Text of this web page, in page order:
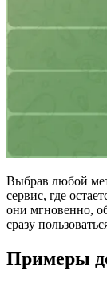
Выбрав любой
сервис, где
они мгновенно,
сразу
Примеры